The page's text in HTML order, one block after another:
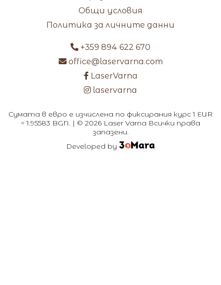
Общи условия
Политика за личните данни
+359 894 622 670
office@laservarna.com
LaserVarna
laservarna
Сумата в евро е изчислена по фиксирания курс 1 EUR
= 1.95583 BGN. | © 2026 Laser Varna Всички права
запазени.
Developed by